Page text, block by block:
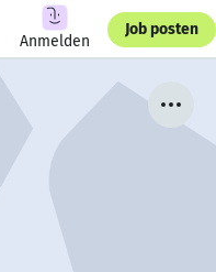
Anmelden
Job posten